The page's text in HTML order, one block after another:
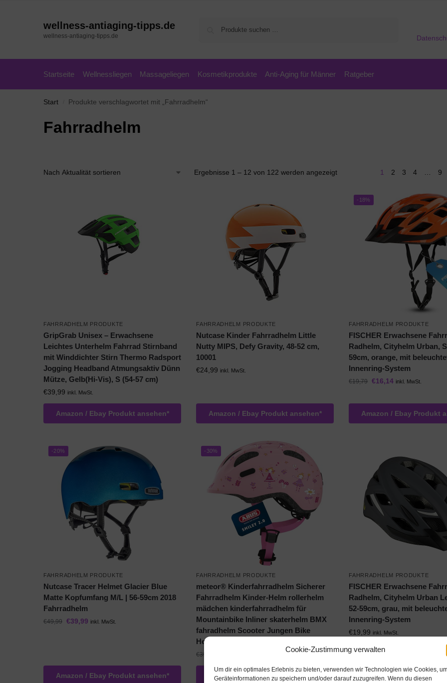
Cookie-Zustimmung verwalten
Um dir ein optimales Erlebnis zu bieten, verwenden wir Technologien wie Cookies,
Geräteinformationen zu speichern und/oder darauf zuzugreifen. Wenn du diesen
wellness-antiaging-tipps.de
wellness-antiaging-tipps.de
Startseite Wellnessliegen Massageliegen Kosmetikprodukte Anti-Aging für Männer Ratgeber
Start Produkte verschlagwortet mit „Fahrradhelm“
Fahrradhelm
Ergebnisse 1 – 12 von 122 werden angezeigt 1 2 3 4 9
FAHRRADHELM PRODUKTE
GripGrab Unisex – Erwachsene
Leichtes Unterhelm Fahrrad Stirnband
mit Winddichter Stirn Thermo Radsport
Jogging Headband Atmungsaktiv Dünn
Mütze, Gelb(Hi-Vis), S (54-57 cm)
€39,99 inkl. MwSt.
Amazon / Ebay Produkt ansehen*
FAHRRADHELM PRODUKTE
Nutcase Kinder Fahrradhelm Little
Nutty MIPS, Defy Gravity, 48-52 cm,
10001
€24,99 inkl. MwSt.
Amazon / Ebay Produkt ansehen*
-18%
FAHRRADHELM PRODUKTE
FISCHER Erwachsene
Radhelm, Cityhelm Urban,
59cm, orange, mit
Innenring-System
€19,79 €16,14 inkl. MwSt.
Amazon / Ebay Produkt
-20%
FAHRRADHELM PRODUKTE
Nutcase Tracer Helmet Glacier Blue
Matte Kopfumfang M/L | 56-59cm 2018
Fahrradhelm
€49,99 €39,99 inkl. MwSt.
Amazon / Ebay Produkt ansehen*
-30%
FAHRRADHELM PRODUKTE
meteor® Kinderfahrradhelm Sicherer
Fahrradhelm Kinder-Helm rollerhelm
mädchen kinderfahrradhelm für
Mountainbike Inliner skaterhelm BMX
fahradhelm Scooter Jungen Bike
Helmet
€39,95
Amazon / Ebay Produkt ansehen*
FAHRRADHELM PRODUKTE
FISCHER Erwachsene
Radhelm, Cityhelm Urban
52-59cm, grau, mit
Innenring-System
€19,99 inkl. MwSt.
Amazon / Ebay Produkt